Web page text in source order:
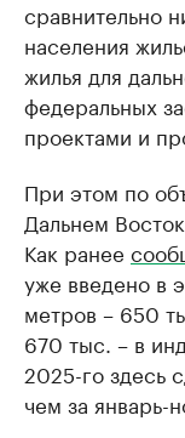
сравнительно
населения
жилья для
федеральных
проектами и
При этом по
Дальнем
Как ранее
уже введено в
метров – 650
670 тыс. – в
2025-го здесь
чем за январь-